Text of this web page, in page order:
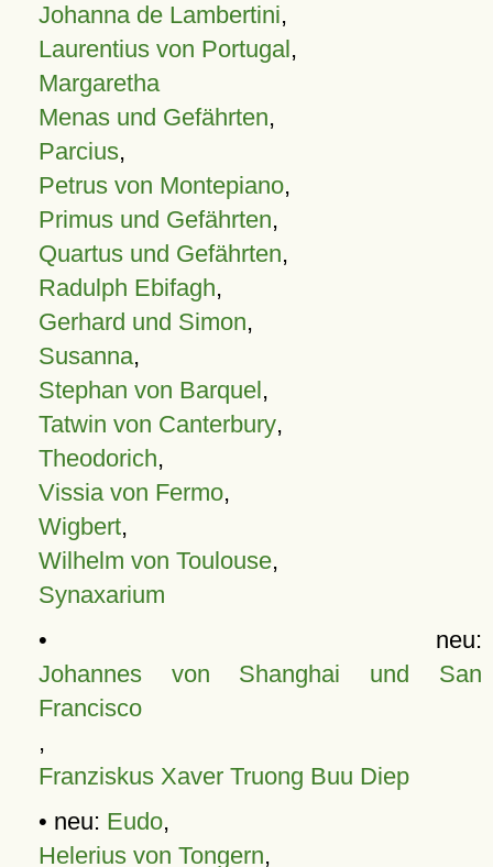
Johanna de Lambertini,
Laurentius von Portugal,
Margaretha
Menas und Gefährten,
Parcius,
Petrus von Montepiano,
Primus und Gefährten,
Quartus und Gefährten,
Radulph Ebifagh,
Gerhard und Simon,
Susanna,
Stephan von Barquel,
Tatwin von Canterbury,
Theodorich,
Vissia von Fermo,
Wigbert,
Wilhelm von Toulouse,
Synaxarium
• neu:
Johannes von Shanghai und San
Francisco
,
Franziskus Xaver Truong Buu Diep
• neu: Eudo,
Helerius von Tongern,